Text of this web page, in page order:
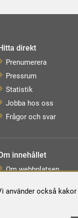
också
direkt
Prenumerera
Pressrum
Statistik
Jobba hos oss
Frågor och svar
innehållet
Om webbplatsen